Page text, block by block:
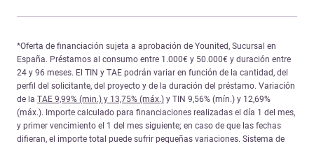
*Oferta de financiación sujeta a aprobación de Younited, Sucursal en
España. Préstamos al consumo entre 1.000€ y 50.000€ y duración entre
24 y 96 meses. El TIN y TAE podrán variar en función de la cantidad, del
perfil del solicitante, del proyecto y de la duración del préstamo. Variación
de la TAE 9,99% (min.) y 13,75% (máx.) y TIN 9,56% (mín.) y 12,69%
(máx.). Importe calculado para financiaciones realizadas el día 1 del mes,
y primer vencimiento el 1 del mes siguiente; en caso de que las fechas
difieran, el importe total puede sufrir pequeñas variaciones. Sistema de